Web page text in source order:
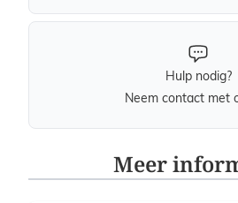
Hulp nodig?
Neem contact met
Meer